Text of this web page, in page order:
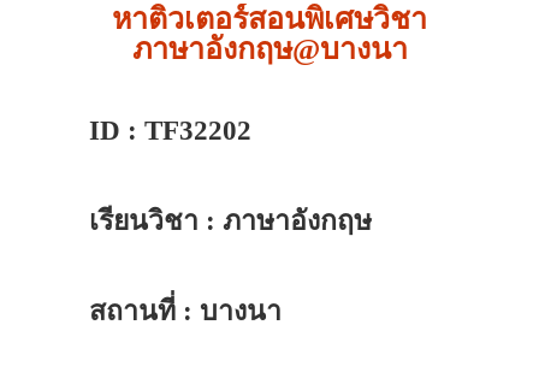
หาติวเตอร์สอนพิเศษวิชา
ภาษาอังกฤษ@บางนา
ID : TF32202
เรียนวิชา : ภาษาอังกฤษ
สถานที่ : บางนา